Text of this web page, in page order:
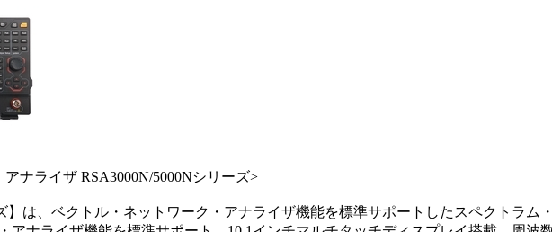
ナライザ RSA3000N/5000Nシリーズ>
】は、ベクトル・ネットワーク・アナライザ機能を標準サポートしたスペクトラ